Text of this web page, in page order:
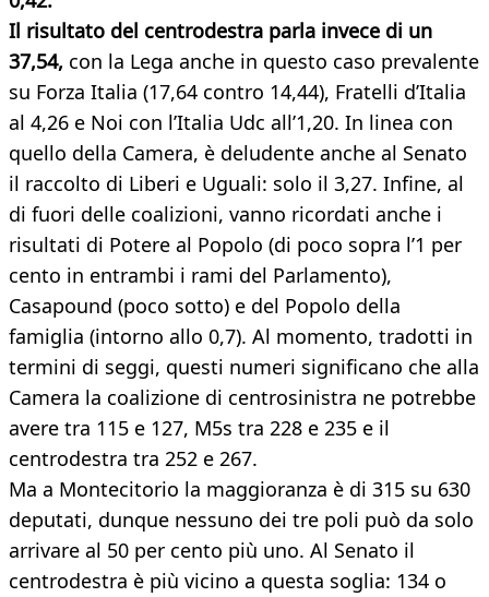
Il risultato del centrodestra parla invece di un
37,54, con la Lega anche in questo caso prevalente
su Forza Italia (17,64 contro 14,44), Fratelli d’Italia
al 4,26 e Noi con l’Italia Udc all’1,20. In linea con
quello della Camera, è deludente anche al Senato
il raccolto di Liberi e Uguali: solo il 3,27. Infine, al
di fuori delle coalizioni, vanno ricordati anche i
risultati di Potere al Popolo (di poco sopra l’1 per
cento in entrambi i rami del Parlamento),
Casapound (poco sotto) e del Popolo della
famiglia (intorno allo 0,7). Al momento, tradotti in
termini di seggi, questi numeri significano che alla
Camera la coalizione di centrosinistra ne potrebbe
avere tra 115 e 127, M5s tra 228 e 235 e il
centrodestra tra 252 e 267.
Ma a Montecitorio la maggioranza è di 315 su 630
deputati, dunque nessuno dei tre poli può da solo
arrivare al 50 per cento più uno. Al Senato il
centrodestra è più vicino a questa soglia: 134 o